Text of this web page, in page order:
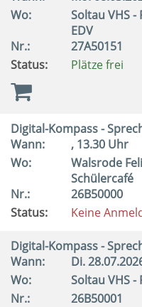
Wo:
Soltau VHS -
EDV
Nr.:
27A50151
Status:
Plätze frei
Digital-Kompass -
Wann:
, 13.30 Uhr
Wo:
Walsrode
Schülercafé
Nr.:
26B50000
Status:
Keine
Digital-Kompass -
Wann:
Di.
Wo:
Soltau VHS -
Nr.:
26B50001